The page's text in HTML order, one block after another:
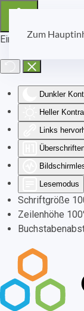
Eingabehilfen
Dunkler
Heller
Links
Lesemodus
Schriftgröße
Zeilenhöhe 100
Zum